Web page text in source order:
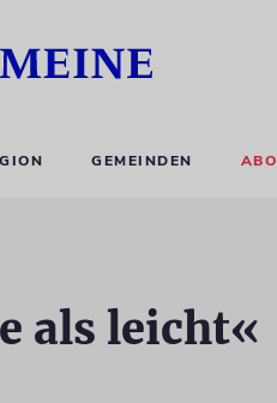
GEMEINDEN ABO
als leicht«